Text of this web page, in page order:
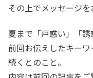
その上でメッセージを
夏まで「戸惑い」「誘
前回お伝えしたキー
続くとのこと。